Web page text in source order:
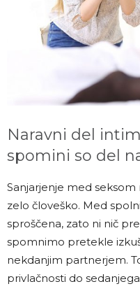
Naravni del
spomini so del
Sanjarjenje med
zelo človeško. Med
sproščena, zato ni nič
spomnimo pretekle
nekdanjim partnerjem.
privlačnosti do